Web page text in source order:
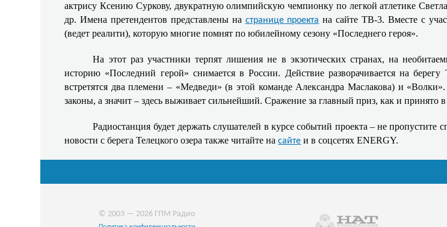
актрису Ксению Суркову, двукратную олимпийскую чемпионку по легкой атлетике
др. Имена претендентов представлены на странице проекта на сайте ТВ-3. Вместе с
(ведет реалити), которую многие помнят по юбилейному сезону «Последнего героя».
На этот раз участники терпят лишения не в экзотических странах, на
историю «Последний герой» снимается в России. Действие разворачивается на
встретятся два племени – «Медведи» (в этой команде Александра Маслакова) и
законы, а значит – здесь выживает сильнейший. Сражение за главный приз, как и принято
Радиостанция будет держать слушателей в курсе событий проекта – не
новости с берега Телецкого озера также читайте насайте и в соцсетях ENERGY.
© 2003 — 2026 ГПМ Радио